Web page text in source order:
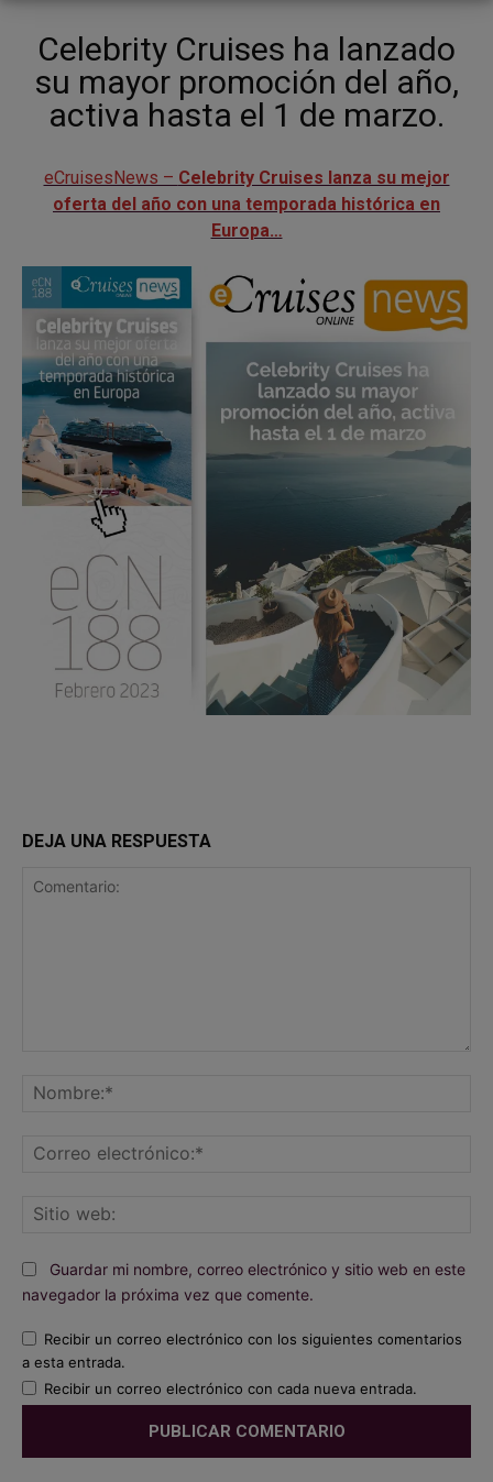
Celebrity Cruises ha lanzado
su mayor promoción del año,
activa hasta el 1 de marzo.
eCruisesNews – Celebrity Cruises lanza su mejor
oferta del año con una temporada histórica en
Europa…
DEJA UNA RESPUESTA
Guardar mi nombre, correo electrónico y sitio web en este
navegador la próxima vez que comente.
Recibir un correo electrónico con los siguientes comentarios
a esta entrada.
Recibir un correo electrónico con cada nueva entrada.